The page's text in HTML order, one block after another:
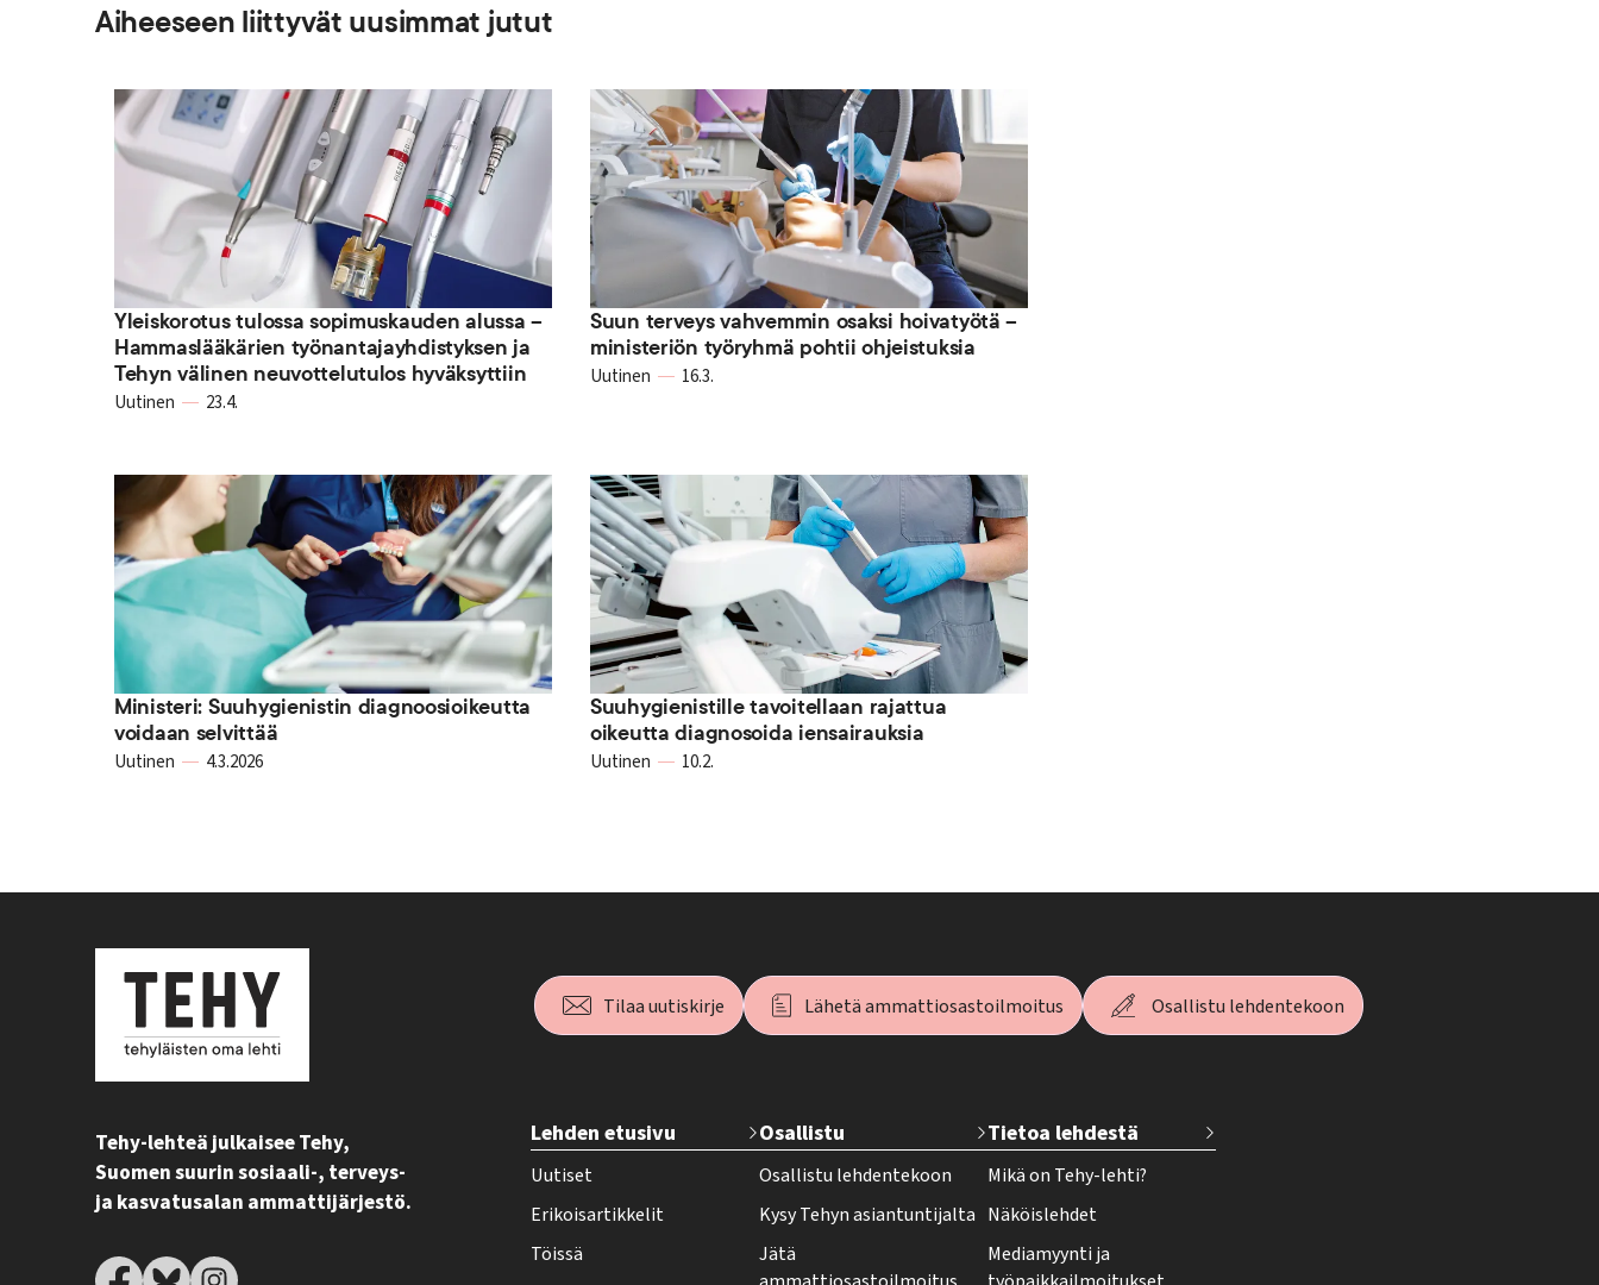
Aiheeseen liittyvät uusimmat jutut
Yleiskorotus tulossa sopimuskauden alussa –
Hammaslääkärien työnantajayhdistyksen ja
Tehyn välinen neuvottelutulos hyväksyttiin
Uutinen 23.4.
Suun terveys vahvemmin osaksi hoivatyötä –
ministeriön työryhmä pohtii ohjeistuksia
Uutinen 16.3.
Ministeri: Suuhygienistin diagnoosioikeutta
voidaan selvittää
Uutinen 4.3.2026
Suuhygienistille tavoitellaan rajattua
oikeutta diagnosoida iensairauksia
Uutinen 10.2.
Tehy-lehteä julkaisee Tehy,
Suomen suurin sosiaali-, terveys-
ja kasvatusalan ammattijärjestö.
Tilaa uutiskirje Lähetä ammattiosastoilmoitus Osallistu lehdentekoon
e
h
y
-
Lehden etusivu
Uutiset
Erikoisartikkelit
Töissä
Osallistu
Osallistu lehdentekoon
Kysy Tehyn asiantuntijalta
Jätä
Tietoa lehdestä
Mikä on Tehy-lehti?
Näköislehdet
Mediamyynti ja